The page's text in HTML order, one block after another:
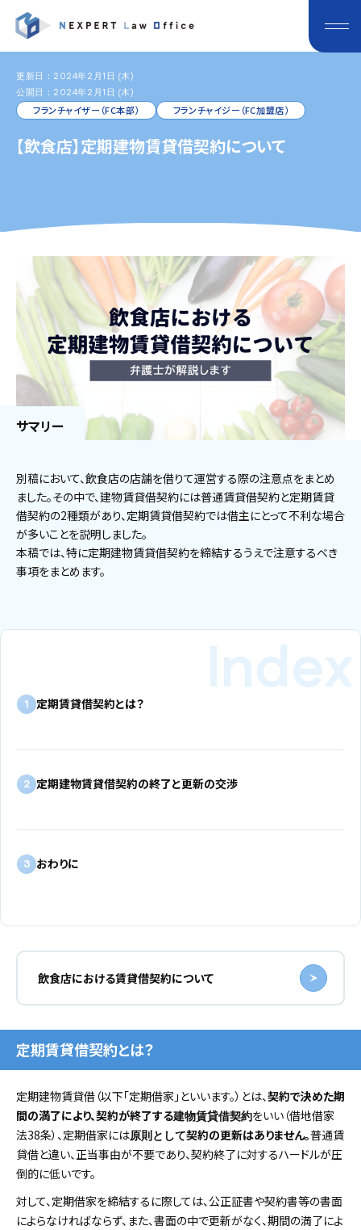
更新日：2024年2月1日 (木)
公開日：2024年2月1日 (木)
フランチャイザー（FC本部）
フランチャイジー（FC加盟店）
【飲食店】定期建物賃貸借契約について
サマリー
別稿において、飲食店の店舗を借りて運営する際の注意点をまとめ
ました。その中で、建物賃貸借契約には普通賃貸借契約と定期賃貸
借契約の2種類があり、定期賃貸借契約では借主にとって不利な場合
が多いことを説明しました。
本稿では、特に定期建物賃貸借契約を締結するうえで注意するべき
事項をまとめます。
1 定期賃貸借契約とは？
2 定期建物賃貸借契約の終了と更新の交渉
3 おわりに
飲食店における賃貸借契約について
定期賃貸借契約とは？
定期建物賃貸借（以下「定期借家」といいます。）とは、契約で決めた期
間の満了により、契約が終了する建物賃貸借契約をいい（借地借家
法38条）、定期借家には原則として契約の更新はありません。普通賃
貸借と違い、正当事由が不要であり、契約終了に対するハードルが圧
倒的に低いです。
対して、定期借家を締結するに際しては、公正証書や契約書等の書面
によらなければならず、また、書面の中で更新がなく、期間の満了によ